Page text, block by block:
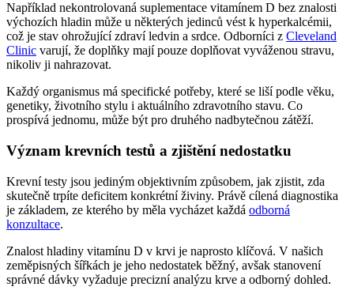
Například nekontrolovaná suplementace vitamínem D bez znalosti
výchozích hladin může u některých jedinců vést k hyperkalcémii,
což je stav ohrožující zdraví ledvin a srdce. Odborníci z Cleveland
Clinic varují, že doplňky mají pouze doplňovat vyváženou stravu,
nikoliv ji nahrazovat.
Každý organismus má specifické potřeby, které se liší podle věku,
genetiky, životního stylu i aktuálního zdravotního stavu. Co
prospívá jednomu, může být pro druhého nadbytečnou zátěží.
Význam krevních testů a zjištění nedostatku
Krevní testy jsou jediným objektivním způsobem, jak zjistit, zda
skutečně trpíte deficitem konkrétní živiny. Právě cílená diagnostika
je základem, ze kterého by měla vycházet každá odborná
konzultace.
Znalost hladiny vitamínu D v krvi je naprosto klíčová. V našich
zeměpisných šířkách je jeho nedostatek běžný, avšak stanovení
správné dávky vyžaduje precizní analýzu krve a odborný dohled.